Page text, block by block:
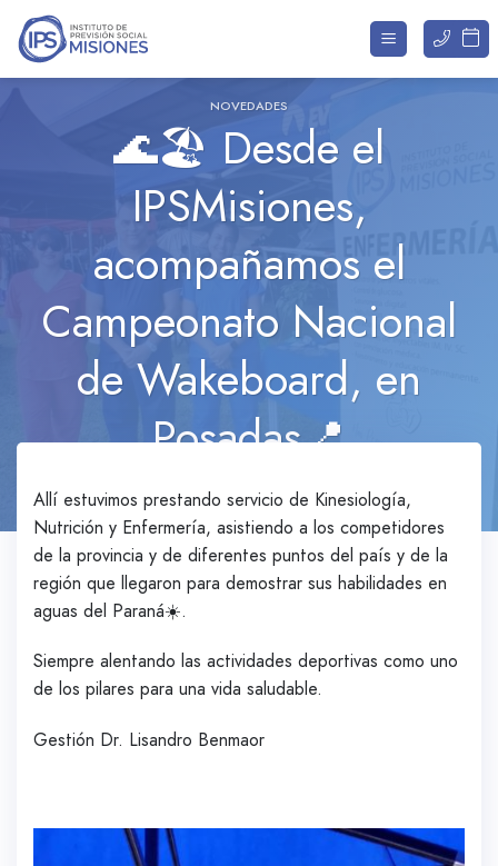
Saltar
contenido
NOVEDADES
🌊🏖️ Desde el
IPSMisiones,
acompañamos el
Campeonato Nacional
de Wakeboard, en
Posadas📍
Allí estuvimos prestando servicio de Kinesiología,
Nutrición y Enfermería, asistiendo a los competidores
de la provincia y de diferentes puntos del país y de la
región que llegaron para demostrar sus habilidades en
aguas del Paraná☀️.
Siempre alentando las actividades deportivas como uno
de los pilares para una vida saludable.
Gestión Dr. Lisandro Benmaor